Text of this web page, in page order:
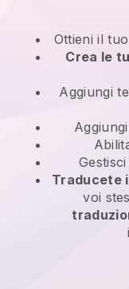
Ottieni il tuo
Crea le
Aggiungi
Traducete i
voi